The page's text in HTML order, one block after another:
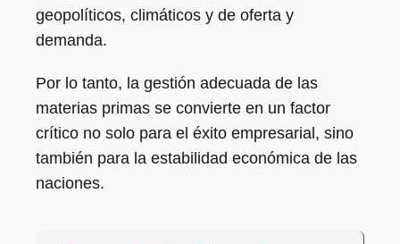
geopolíticos, climáticos y de oferta y
demanda.
Por lo tanto, la gestión adecuada de las
materias primas se convierte en un factor
crítico no solo para el éxito empresarial, sino
también para la estabilidad económica de las
naciones.